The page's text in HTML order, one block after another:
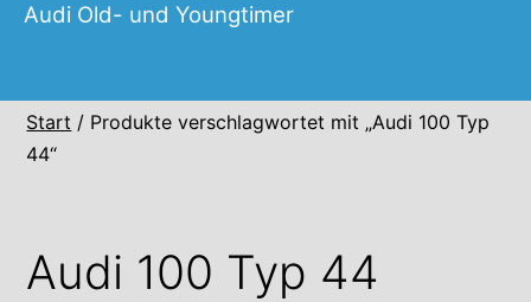
Audi Old- und Youngtimer
Start / Produkte verschlagwortet mit „Audi 100 Typ
44“
Audi 100 Typ 44